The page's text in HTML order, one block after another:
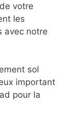
votre
les
avec notre
sol
important
pour la